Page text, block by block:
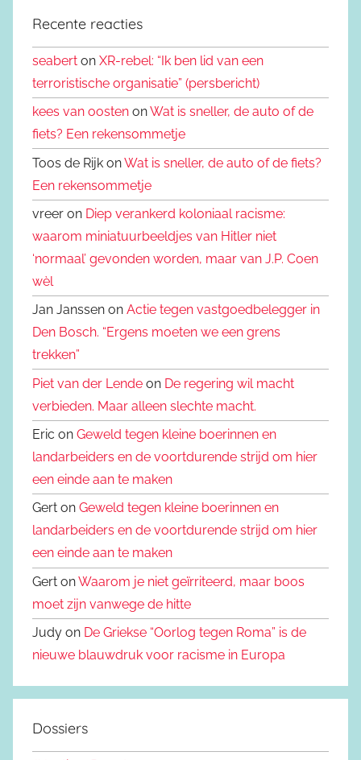
Recente reacties
seabert on XR-rebel: “Ik ben lid van een
terroristische organisatie” (persbericht)
kees van oosten onWat is sneller, de auto of de
fiets? Een rekensommetje
Toos de Rijk onWat is sneller, de auto of de fiets?
Een rekensommetje
vreer on Diep verankerd koloniaal racisme:
waarom miniatuurbeeldjes van Hitler niet
‘normaal’ gevonden worden, maar van J.P. Coen
wèl
Jan Janssen on Actie tegen vastgoedbelegger in
Den Bosch. “Ergens moeten we een grens
trekken”
Piet van der Lende on De regering wil macht
verbieden. Maar alleen slechte macht.
Eric on Geweld tegen kleine boerinnen en
landarbeiders en de voortdurende strijd om hier
een einde aan te maken
Gert on Geweld tegen kleine boerinnen en
landarbeiders en de voortdurende strijd om hier
een einde aan te maken
Gert onWaarom je niet geïrriteerd, maar boos
moet zijn vanwege de hitte
Judy on De Griekse “Oorlog tegen Roma” is de
nieuwe blauwdruk voor racisme in Europa
Dossiers